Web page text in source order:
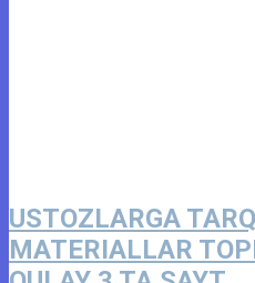
USTOZLARGA
MATERIALLAR